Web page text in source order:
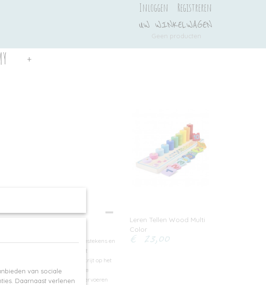
Inloggen Registreren
UW WINKELWAGEN
Geen producten
+
duurzaam hout! De letters, leestekens en
gemakkelijk op het
en woorden worden snel met krijt op het
schoon scherm. Een eigentijdse
helemaal af. Gemakkelijk te vervoeren
Leren Tellen Wood Multi
Color
€ 23,00
van sociale
Daarnaast verlenen